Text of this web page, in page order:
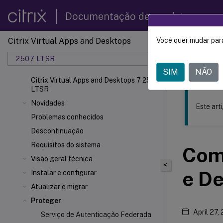
Documentação de produtos
Citrix Virtual Apps and Desktops
2507 LTSR
Citrix Virtual Apps and Desktops 7 2507
LTSR
Novidades
Problemas conhecidos
Descontinuação
Requisitos do sistema
Visão geral técnica
Instalar e configurar
Atualizar e migrar
Proteger
Serviço de Autenticação Federada
Este
Citrix
<
Este
e
April 27,
Você quer mudar
SIM NÃO